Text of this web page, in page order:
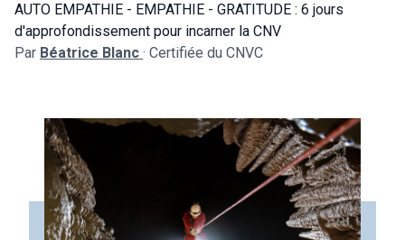
AUTO EMPATHIE - EMPATHIE - GRATITUDE : 6 jours
d'approfondissement pour incarner la CNV
Par Béatrice Blanc · Certifiée du CNVC